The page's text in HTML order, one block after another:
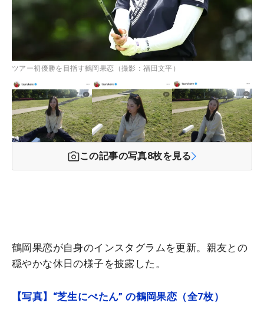
ツアー初優勝を目指す鶴岡果恋（撮影：福田文平）
この記事の写真8枚を見る
鶴岡果恋が自身のインスタグラムを更新。親友との
穏やかな休日の様子を披露した。
【写真】“芝生にぺたん” の鶴岡果恋（全7枚）